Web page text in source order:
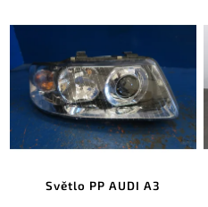
Světlo PP AUDI A3